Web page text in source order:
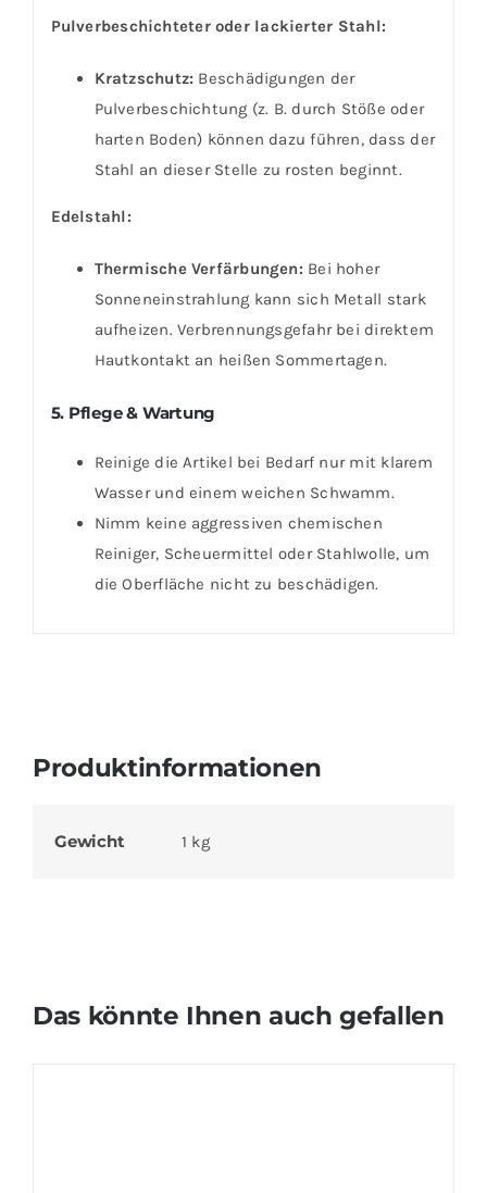
Pulverbeschichteter oder lackierter Stahl:
Kratzschutz: Beschädigungen der
Pulverbeschichtung (z. B. durch Stöße oder
harten Boden) können dazu führen, dass der
Stahl an dieser Stelle zu rosten beginnt.
Edelstahl:
Thermische Verfärbungen: Bei hoher
Sonneneinstrahlung kann sich Metall stark
aufheizen. Verbrennungsgefahr bei direktem
Hautkontakt an heißen Sommertagen.
5. Pflege & Wartung
Reinige die Artikel bei Bedarf nur mit klarem
Wasser und einem weichen Schwamm.
Nimm keine aggressiven chemischen
Reiniger, Scheuermittel oder Stahlwolle, um
die Oberfläche nicht zu beschädigen.
Produktinformationen
Gewicht 1 kg
Das könnte Ihnen auch gefallen